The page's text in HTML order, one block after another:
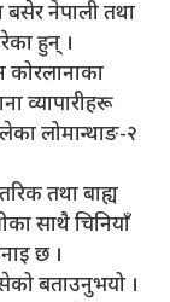
बसेर नेपाली तथा
हुन् ।
कोरलानाका
व्यापारीहरू
लोमान्थाङ-२
तथा बाह्य
साथै चिनियाँ
छ ।
बताउनुभयो ।